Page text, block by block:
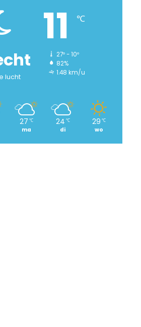
lucht
11 ℃
27º - 10º
82%
1.48 km/u
27 ℃
ma
24 ℃
di
29 ℃
wo